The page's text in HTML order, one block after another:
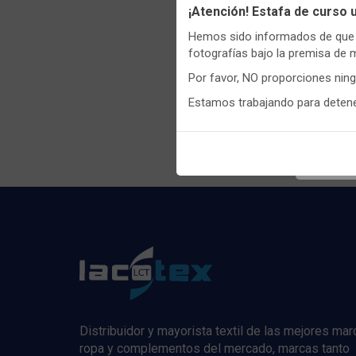
Distribuidor y mayorista textil de las mejores
ropa y complementos del mercado, marcas tanto
¡Atención! Estafa de curso
Hemos sido informados de
fotografías bajo la premisa de
Por favor, NO proporciones
Estamos trabajando para